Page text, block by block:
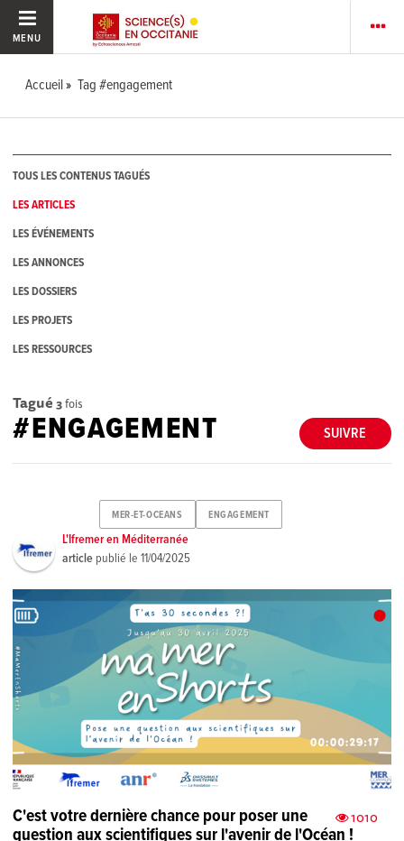
MENU
Accueil Tag #engagement
TOUS LES CONTENUS TAGUÉS
LES ARTICLES
LES ÉVÉNEMENTS
LES ANNONCES
LES DOSSIERS
LES PROJETS
LES RESSOURCES
Tagué 3fois
SUIVRE
#ENGAGEMENT
MER-ET-OCEANS ENGAGEMENT
L'Ifremer en Méditerranée
article publié le11/04/2025
1010
C'est votre dernière chance pour poser une
question aux scientifiques sur l'avenir de l'Océan !